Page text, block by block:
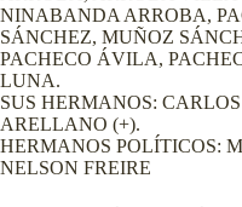
NINABANDA ARROBA,
SÁNCHEZ, MUÑOZ
PACHECO ÁVILA,
LUNA.
SUS HERMANOS:
ARELLANO (+).
HERMANOS POLÍTICOS:
NELSON FREIRE